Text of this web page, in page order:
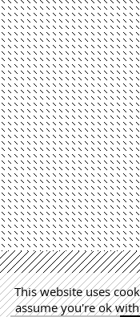
This website uses
assume you're ok